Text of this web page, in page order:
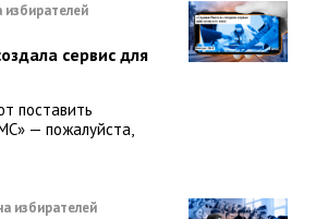
сервис для
поставить
— пожалуйста,
избирателей